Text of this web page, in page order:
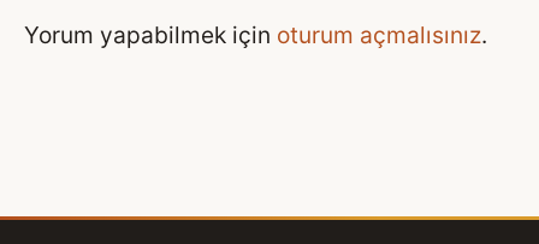
Yorum yapabilmek için oturum açmalısınız.